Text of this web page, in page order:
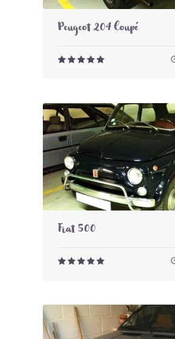
Peugeot 204 Coupé
Fiat 500